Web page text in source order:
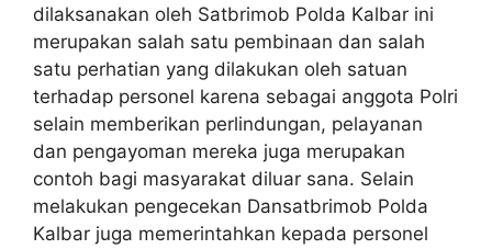
dilaksanakan oleh Satbrimob Polda Kalbar ini
merupakan salah satu pembinaan dan salah
satu perhatian yang dilakukan oleh satuan
terhadap personel karena sebagai anggota Polri
selain memberikan perlindungan, pelayanan
dan pengayoman mereka juga merupakan
contoh bagi masyarakat diluar sana. Selain
melakukan pengecekan Dansatbrimob Polda
Kalbar juga memerintahkan kepada personel